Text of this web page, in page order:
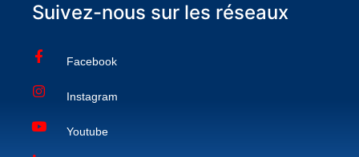
Suivez-nous sur les réseaux
Facebook
Instagram
Youtube